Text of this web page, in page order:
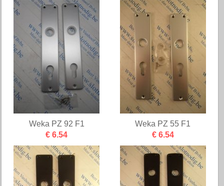
Weka PZ 92 F1
€ 6.54
Weka PZ 55 F1
€ 6.54